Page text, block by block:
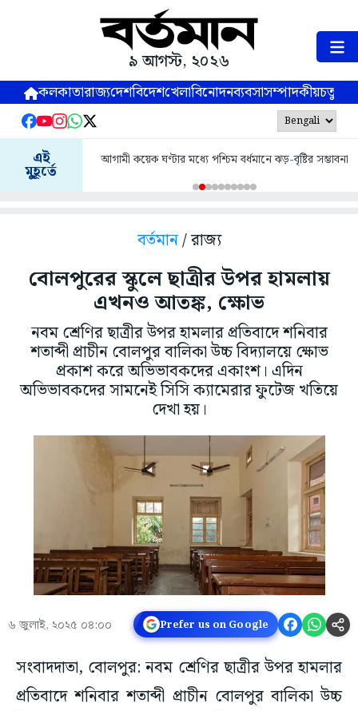
৯ আগস্ট, ২০২৬
কলকাতারাজ্যদেশবিদেশখেলাবিনোদনব্যবসাসম্পাদকীয়
এই
মুহূর্তে
আগামী কয়েক ঘণ্টার মধ্যে পশ্চিম বর্ধমানে ঝড়-বৃষ্টির সম্ভাবনা
বর্তমান/ রাজ্য
বোলপুরের স্কুলে ছাত্রীর উপর হামলায়
এখনও আতঙ্ক, ক্ষোভ
নবম শ্রেণির ছাত্রীর উপর হামলার প্রতিবাদে শনিবার
শতাব্দী প্রাচীন বোলপুর বালিকা উচ্চ বিদ্যালয়ে ক্ষোভ
প্রকাশ করে অভিভাবকদের একাংশ। এদিন
অভিভাবকদের সামনেই সিসি ক্যামেরার ফুটেজ খতিয়ে
দেখা হয়।
৬ জুলাই, ২০২৫ ০৪:০০ Prefer us on Google
সংবাদদাতা, বোলপুর: নবম শ্রেণির ছাত্রীর উপর হামলার
প্রতিবাদে শনিবার শতাব্দী প্রাচীন বোলপুর বালিকা উচ্চ